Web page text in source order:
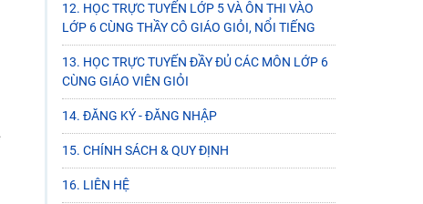
12. HỌC TRỰC TUYẾN LỚP 5 VÀ ÔN THI VÀO
LỚP 6 CÙNG THẦY CÔ GIÁO GIỎI, NỔI TIẾNG
13. HỌC TRỰC TUYẾN ĐẦY ĐỦ CÁC MÔN LỚP 6
CÙNG GIÁO VIÊN GIỎI
14. ĐĂNG KÝ - ĐĂNG NHẬP
15. CHÍNH SÁCH & QUY ĐỊNH
16. LIÊN HỆ